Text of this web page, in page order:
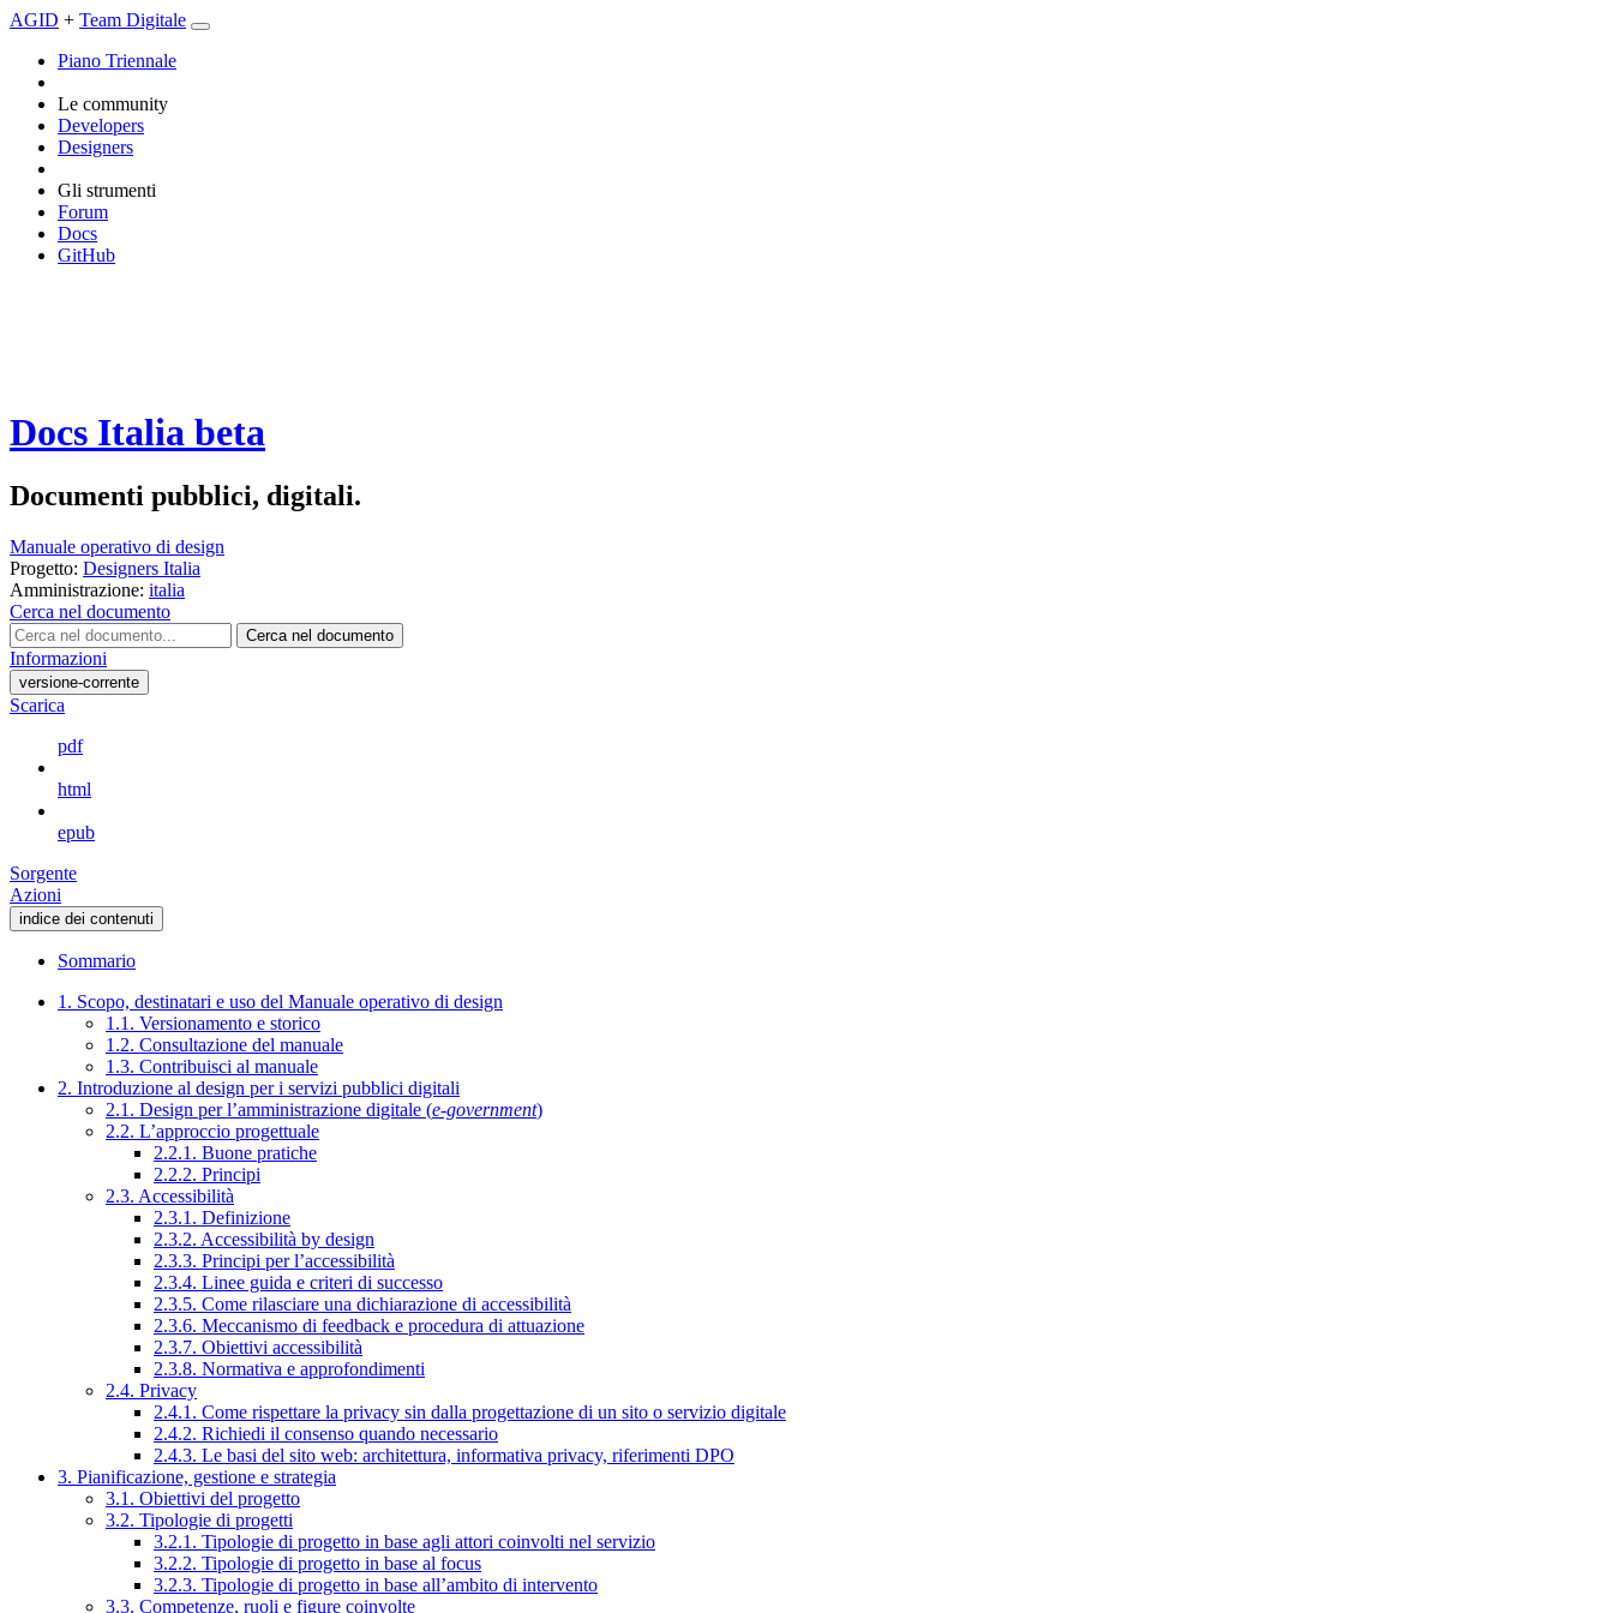
AGID + Team Digitale
Piano Triennale
Le community
Developers
Designers
Gli strumenti
Forum
Docs
GitHub
Docs Italia beta
Documenti pubblici, digitali.
Manuale operativo di design
Progetto: Designers Italia
Amministrazione: italia
Cerca nel documento
Cerca nel documento
Informazioni
versione-corrente
Scarica
pdf
html
epub
Sorgente
Azioni
indice dei contenuti
Sommario
1. Scopo, destinatari e uso del Manuale operativo di design
1.1. Versionamento e storico
1.2. Consultazione del manuale
1.3. Contribuisci al manuale
2. Introduzione al design per i servizi pubblici digitali
2.1. Design per l’amministrazione digitale (e-government)
2.2. L’approccio progettuale
2.2.1. Buone pratiche
2.2.2. Principi
2.3. Accessibilità
2.3.1. Definizione
2.3.2. Accessibilità by design
2.3.3. Principi per l’accessibilità
2.3.4. Linee guida e criteri di successo
2.3.5. Come rilasciare una dichiarazione di accessibilità
2.3.6. Meccanismo di feedback e procedura di attuazione
2.3.7. Obiettivi accessibilità
2.3.8. Normativa e approfondimenti
2.4. Privacy
2.4.1. Come rispettare la privacy sin dalla progettazione di un sito o servizio digitale
2.4.2. Richiedi il consenso quando necessario
2.4.3. Le basi del sito web: architettura, informativa privacy, riferimenti DPO
3. Pianificazione, gestione e strategia
3.1. Obiettivi del progetto
3.2. Tipologie di progetti
3.2.1. Tipologie di progetto in base agli attori coinvolti nel servizio
3.2.2. Tipologie di progetto in base al focus
3.2.3. Tipologie di progetto in base all’ambito di intervento
3.3. Competenze, ruoli e figure coinvolte